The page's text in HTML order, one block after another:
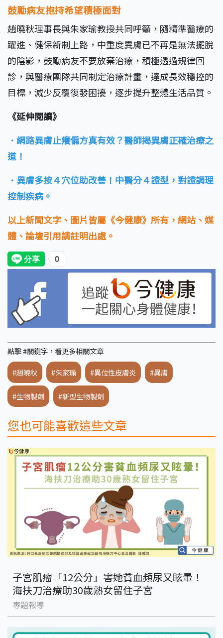
鼓勵病友抱持希望積極面對
趙曉秋理事長與朱家瑜教授共同呼籲，隨精準醫療的
躍進、健保新制上路，中重度異膚已不再是無法擺脫
的陰影，鼓勵病友不要放棄治療，積極透過規律回
診，與醫療團隊共同制定治療計畫，達成長效穩控的
目標，減少反覆復發困擾，逐步提升整體生活品質。
《延伸閱讀》
．網路異膚止癢偏方真有效？醫師揭異膚正確治療之
道！
．異膚多按４穴位助改善！中醫分４證型，對證調理
控制疾病。
以上新聞文字、圖片皆屬《今健康》所有，網站、媒
體、論壇引用請註明出處。
點擊 #關鍵字，看更多相關文章
#趙曉秋 #朱家瑜 #異位性皮膚炎 #異膚
#生物製劑 #新型生物製劑
您也可能喜歡這些文章
子宮肌瘤「12公分」害她貧血頻尿又眩暈！
海扶刀治療助30歲熟女留住子宮
專題報導